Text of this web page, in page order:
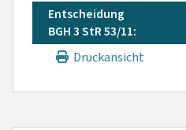
Entscheidung
BGH 3 StR 53/11:
Druckansicht